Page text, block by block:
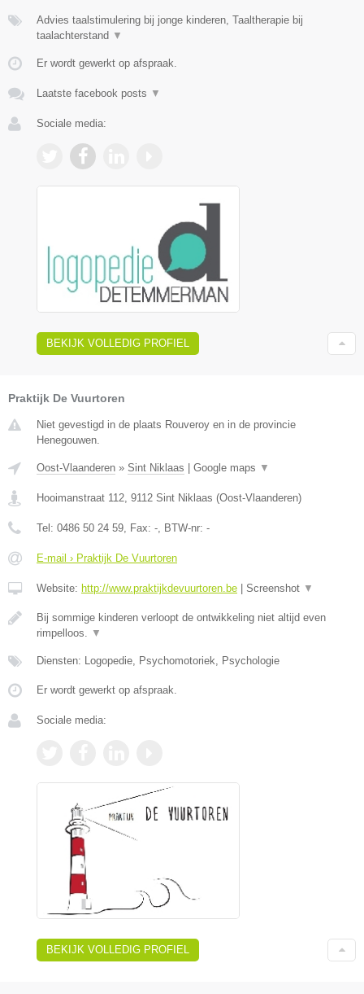
Advies taalstimulering bij jonge kinderen, Taaltherapie bij
taalachterstand ▼
Er wordt gewerkt op afspraak.
Laatste facebook posts ▼
Sociale media:
BEKIJK VOLLEDIG PROFIEL
Praktijk De Vuurtoren
Niet gevestigd in de plaats Rouveroy en in de provincie
Henegouwen.
Oost-Vlaanderen » Sint Niklaas Google maps ▼
Hooimanstraat 112, 9112 Sint Niklaas (Oost-Vlaanderen)
Tel: 0486 50 24 59, Fax: -, BTW-nr: -
E-mail › Praktijk De Vuurtoren
Website: http://www.praktijkdevuurtoren.be Screenshot ▼
Bij sommige kinderen verloopt de ontwikkeling niet altijd even
rimpelloos. ▼
Diensten: Logopedie, Psychomotoriek, Psychologie
Er wordt gewerkt op afspraak.
Sociale media:
BEKIJK VOLLEDIG PROFIEL